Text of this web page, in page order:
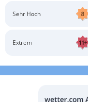
Langärmlige Bekleidung
Sehr Hoch
Langärmlige Bekleidung
Extrem